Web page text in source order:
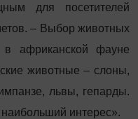
для посетителей
– Выбор животных
африканской фауне
животные – слоны,
львы, гепарды.
интерес».